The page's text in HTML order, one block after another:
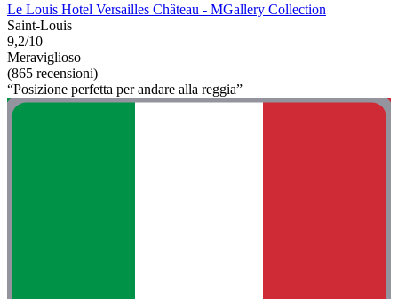
Le Louis Hotel Versailles Château - MGallery Collection
Saint-Louis
9,2/10
Meraviglioso
(865 recensioni)
“Posizione perfetta per andare alla reggia”